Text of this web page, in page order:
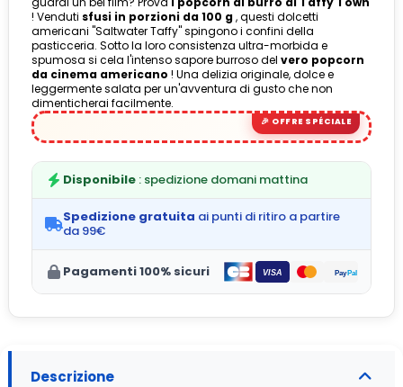
! Venduti sfusi in porzioni da 100 g, questi dolcetti
americani "Saltwater Taffy" spingono i confini della
pasticceria. Sotto la loro consistenza ultra-morbida e
spumosa si cela l'intenso sapore burroso del vero popcorn
da cinema americano ! Una delizia originale, dolce e
leggermente salata per un'avventura di gusto che non
dimenticherai facilmente.
Disponibile : spedizione domani mattina
Spedizione gratuita ai punti di ritiro a partire
da 99€
Pagamenti 100% sicuri
Descrizione